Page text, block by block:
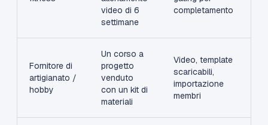
video di 6
settimane
completamento
Fornitore di
artigianato /
hobby
Un corso a
progetto
venduto
con un kit di
materiali
Video, template
scaricabili,
importazione
membri